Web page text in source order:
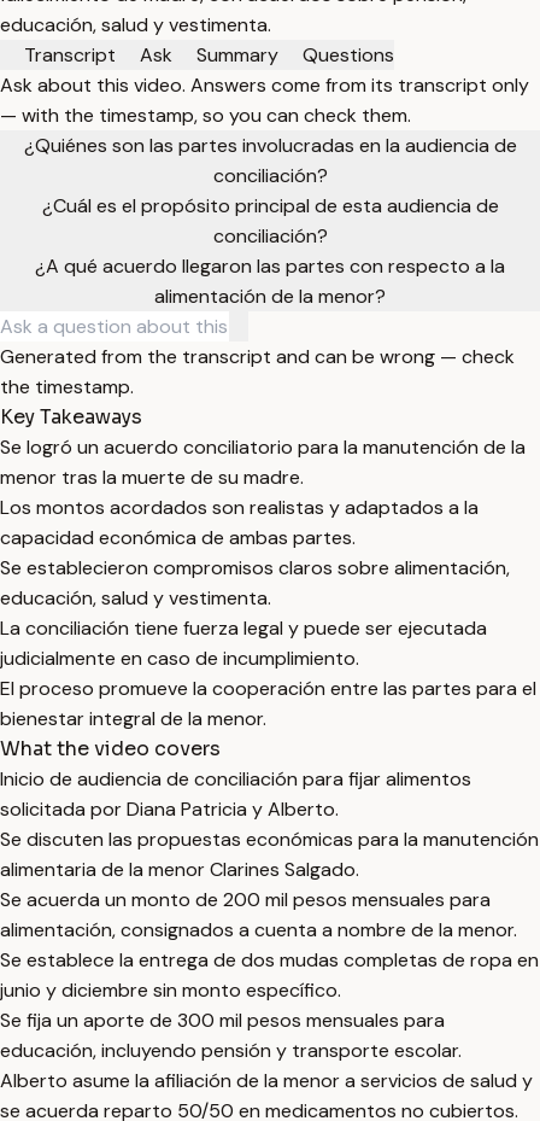
educación, salud y vestimenta.
Transcript
Ask Summary
Questions
Ask about this video. Answers come from its transcript only
— with the timestamp, so you can check them.
¿Quiénes son las partes involucradas en la audiencia de
conciliación?
¿Cuál es el propósito principal de esta audiencia de
conciliación?
¿A qué acuerdo llegaron las partes con respecto a la
alimentación de la menor?
Generated from the transcript and can be wrong — check
the timestamp.
Key Takeaways
Se logró un acuerdo conciliatorio para la manutención de la
menor tras la muerte de su madre.
Los montos acordados son realistas y adaptados a la
capacidad económica de ambas partes.
Se establecieron compromisos claros sobre alimentación,
educación, salud y vestimenta.
La conciliación tiene fuerza legal y puede ser ejecutada
judicialmente en caso de incumplimiento.
El proceso promueve la cooperación entre las partes para el
bienestar integral de la menor.
What the video covers
Inicio de audiencia de conciliación para fijar alimentos
solicitada por Diana Patricia y Alberto.
Se discuten las propuestas económicas para la manutención
alimentaria de la menor Clarines Salgado.
Se acuerda un monto de 200 mil pesos mensuales para
alimentación, consignados a cuenta a nombre de la menor.
Se establece la entrega de dos mudas completas de ropa en
junio y diciembre sin monto específico.
Se fija un aporte de 300 mil pesos mensuales para
educación, incluyendo pensión y transporte escolar.
Alberto asume la afiliación de la menor a servicios de salud y
se acuerda reparto 50/50 en medicamentos no cubiertos.